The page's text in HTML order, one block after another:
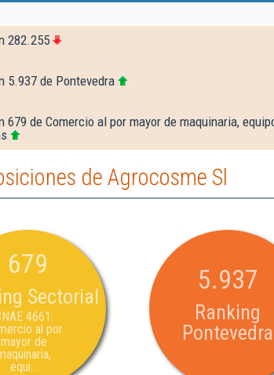
282.255
5.937 de Pontevedra
679 de Comercio al por mayor de maquinaria,
de Agrocosme Sl
679
Sectorial
4661:
al por
mayor de
equi...
5.937
Ranking
Pontevedra